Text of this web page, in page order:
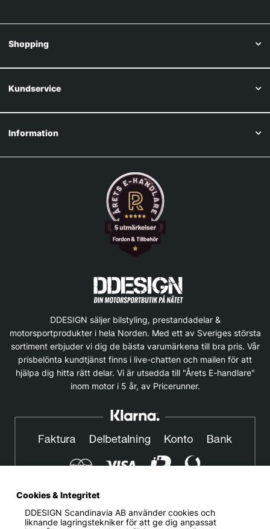
Shopping
Kundservice
Information
DDESIGN säljer bilstyling, prestandadelar &
motorsportprodukter i hela Norden. Med ett av Sveriges största
sortiment erbjuder vi dig de bästa varumärkena till bra pris. Vår
prisbelönta kundtjänst finns i live-chatten och mailen för att
hjälpa dig hitta rätt delar. Vi är utsedda till "Årets E-handlare"
inom motor i 5 år, av Pricerunner.
© DDESIGN. Alla rättigheter reserverade.
Cookies & Integritet
DDESIGN Scandinavia ABanvänder cookies och
liknande lagringstekniker för att ge dig anpassat